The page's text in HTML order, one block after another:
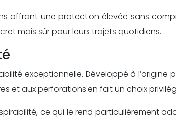
offrant une protection élevée sans
mais sûr pour leurs trajets quotidiens.
exceptionnelle. Développé à l’origine
et aux perforations en fait un choix
ce qui le rend particulièrement